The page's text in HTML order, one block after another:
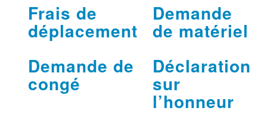
Frais de
déplacement
Demande
de matériel
Demande de
congé
Déclaration
sur
l’honneur